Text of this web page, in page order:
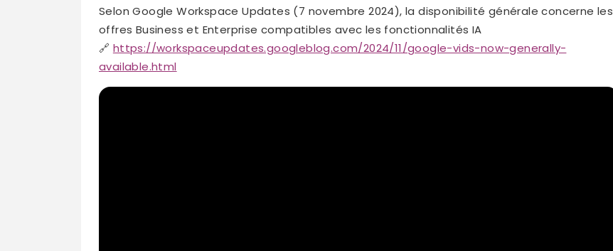
Selon Google Workspace Updates (7 novembre 2024), la disponibilité générale concerne les
offres Business et Enterprise compatibles avec les fonctionnalités IA
🔗 https://workspaceupdates.googleblog.com/2024/11/google-vids-now-generally-
available.html